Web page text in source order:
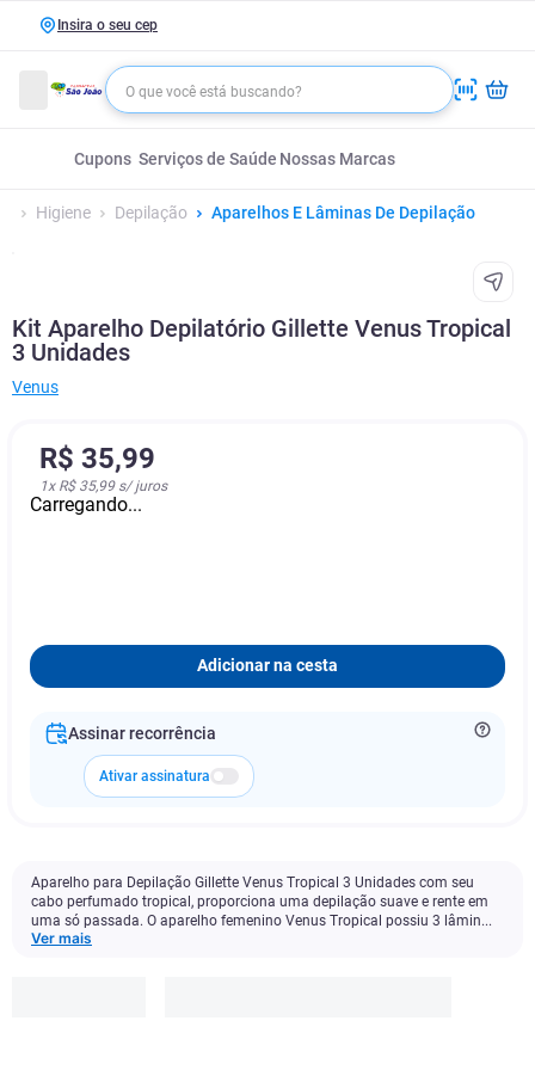
Insira o seu cep
Cupons Serviços de Saúde Nossas Marcas
Higiene Depilação Aparelhos E Lâminas De Depilação
Kit Aparelho Depilatório Gillette Venus Tropical
3 Unidades
Venus
R$ 35,99
1x R$ 35,99s/ juros
Carregando...
Adicionar na cesta
Assinar recorrência
Ativar assinatura
Aparelho para Depilação Gillette Venus Tropical 3 Unidades com seu
cabo perfumado tropical, proporciona uma depilação suave e rente em
uma só passada. O aparelho femenino Venus Tropical possiu 3 lâmin...
Ver mais